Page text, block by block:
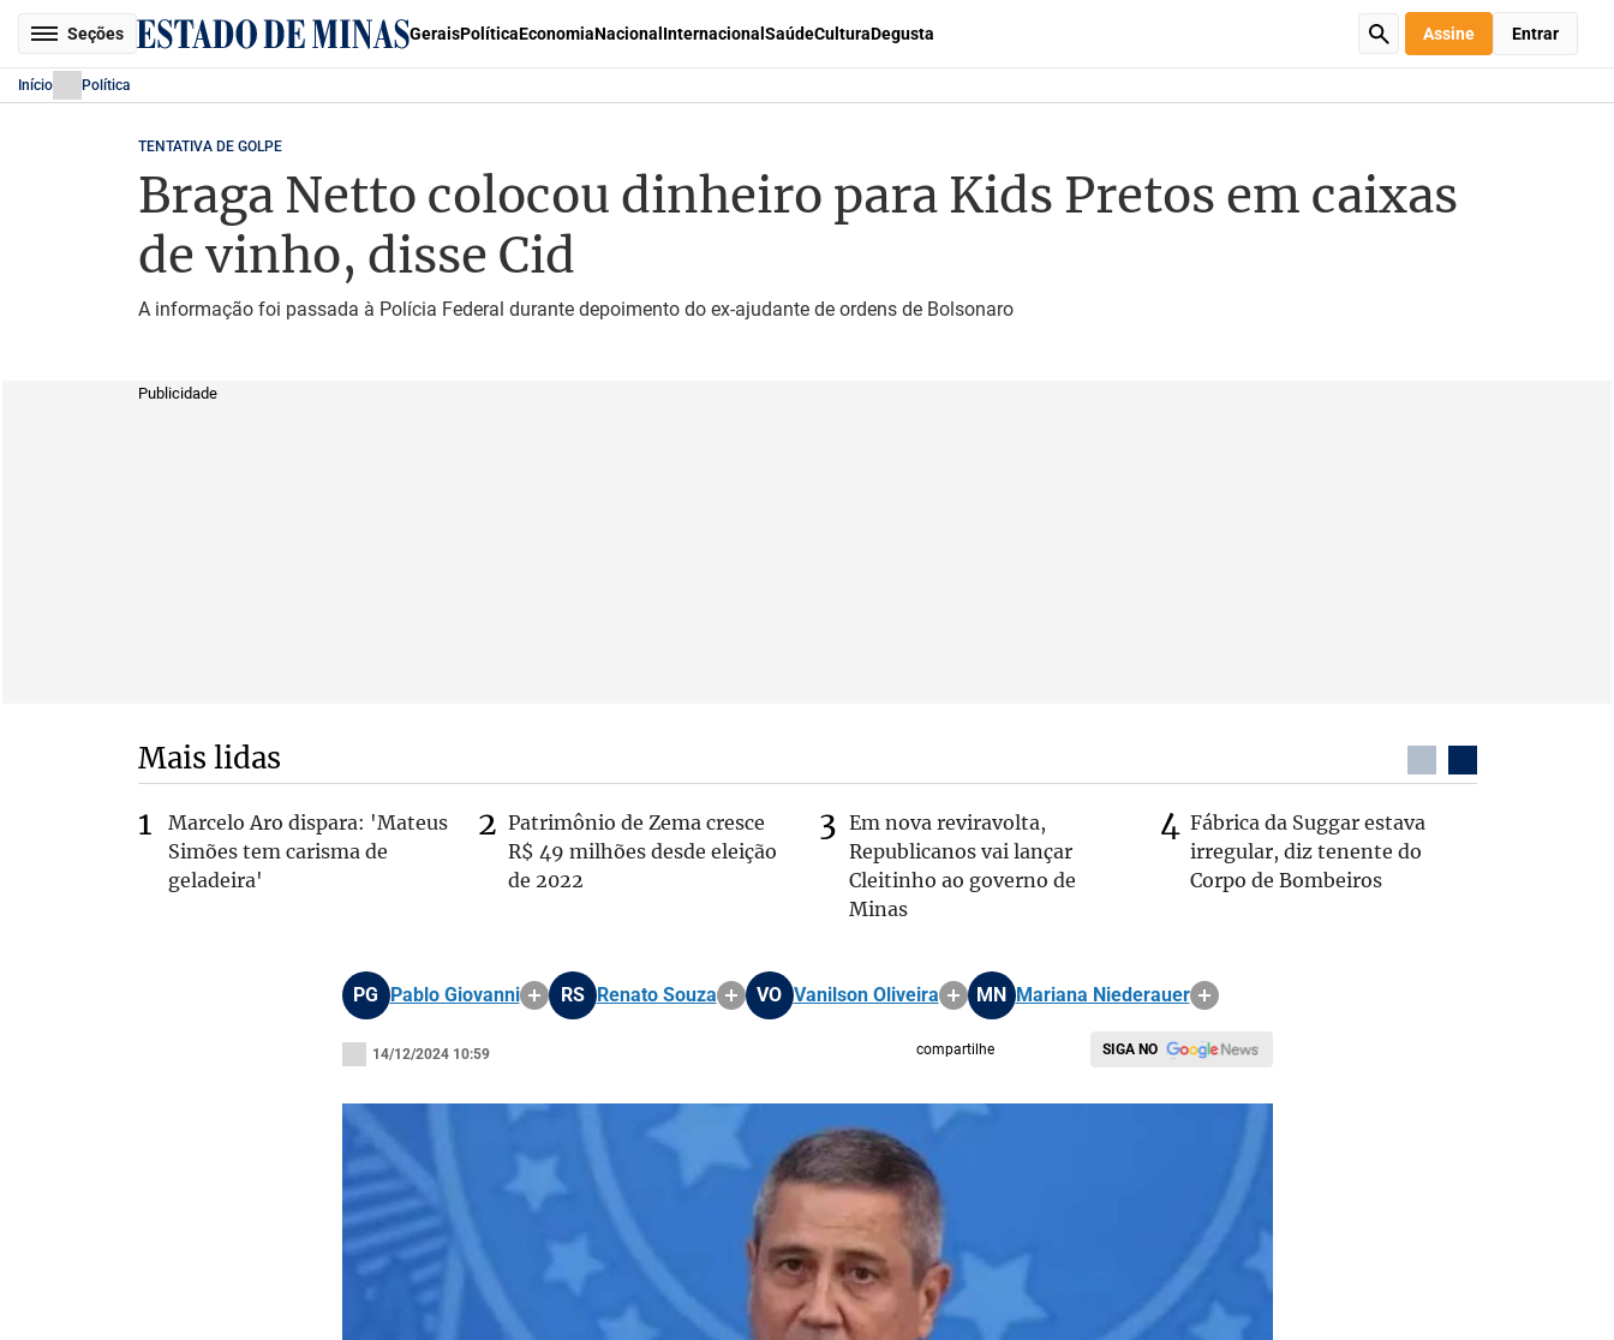
Seções GeraisPolíticaEconomiaNacional Internacional SaúdeCulturaDegusta Assine Entrar
Início Política
TENTATIVA DE GOLPE
Braga Netto colocou dinheiro para Kids Pretos em caixas
de vinho, disse Cid
A informação foi passada à Polícia Federal durante depoimento do ex-ajudante de ordens de Bolsonaro
Publicidade
Mais lidas
Marcelo Aro dispara: 'Mateus
Simões tem carisma de
geladeira'
Patrimônio de Zema cresce
R$ 49 milhões desde eleição
de 2022
Em nova reviravolta,
Republicanos vai lançar
Cleitinho ao governo de
Minas
Fábrica da Suggar estava
irregular, diz tenente do
Corpo de Bombeiros
PG Pablo Giovanni RS Renato Souza VO Vanilson Oliveira MN Mariana Niederauer
14/12/2024 10:59 compartilhe SIGA NO